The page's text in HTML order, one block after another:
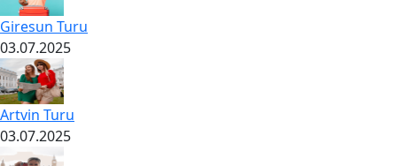
Giresun Turu
03.07.2025
Artvin Turu
03.07.2025